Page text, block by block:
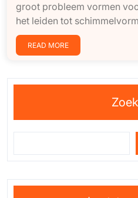
groot probleem vormen
het leiden tot
READ MORE